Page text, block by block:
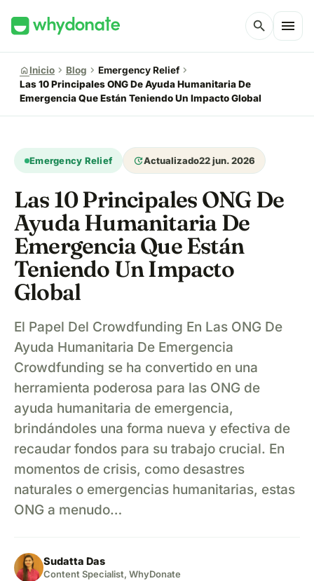
search menu
homeInicio chevron_right Blog chevron_right Emergency Relief chevron_right
Las 10 Principales ONG De Ayuda Humanitaria De
Emergencia Que Están Teniendo Un Impacto Global
Emergency Relief updateActualizado22 jun. 2026
Las 10 Principales ONG De
Ayuda Humanitaria De
Emergencia Que Están
Teniendo Un Impacto
Global
El Papel Del Crowdfunding En Las ONG De
Ayuda Humanitaria De Emergencia
Crowdfunding se ha convertido en una
herramienta poderosa para las ONG de
ayuda humanitaria de emergencia,
brindándoles una forma nueva y efectiva de
recaudar fondos para su trabajo crucial. En
momentos de crisis, como desastres
naturales o emergencias humanitarias, estas
ONG a menudo…
Sudatta Das
Content Specialist, WhyDonate